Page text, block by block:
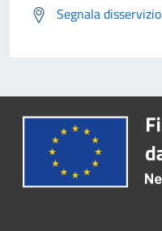
Segnala disservizio